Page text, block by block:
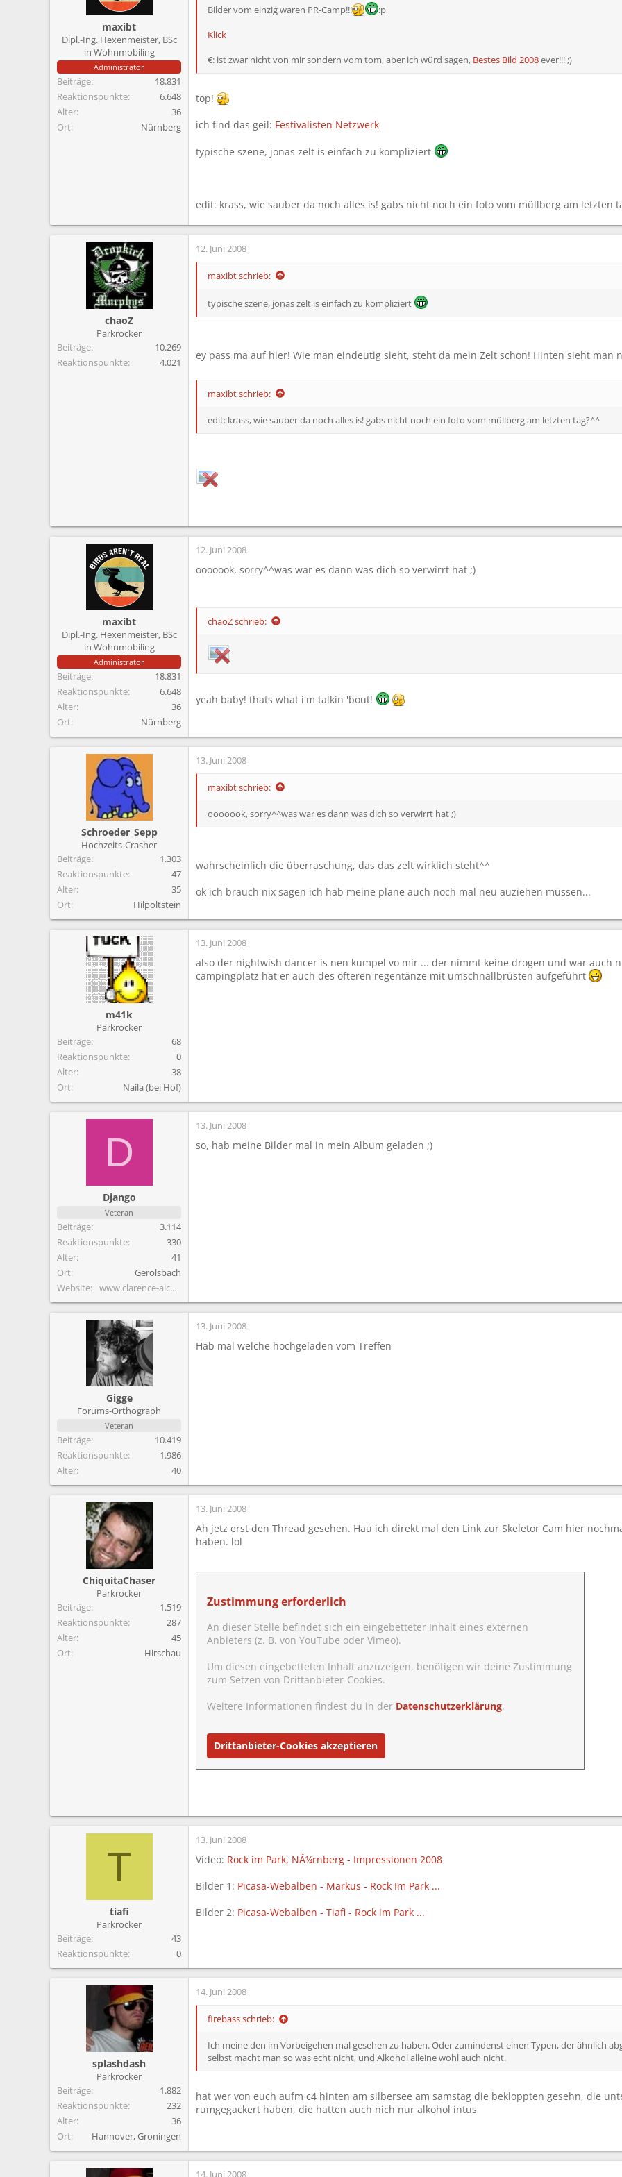
maxibt
Dipl.-Ing. Hexenmeister, BSc
in Wohnmobiling
Administrator
Beiträge
18.831
Reaktionspunkte
6.648
Alter
36
Ort
Nürnberg
Bilder vom einzig waren PR-Camp!!!
:p
Klick
€: ist zwar nicht von mir sondern vom tom, aber ich würd sagen, Bestes Bild 2008ever!!! ;)
top!
ich find das geil: Festivalisten Netzwerk
typische szene, jonas zelt is einfach zu kompliziert
edit: krass, wie sauber da noch alles is! gabs nicht noch ein foto vom müllberg am letzten
chaoZ
Parkrocker
Beiträge
10.269
Reaktionspunkte
4.021
12. Juni 2008
maxibt schrieb:
typische szene, jonas zelt is einfach zu kompliziert
ey pass ma auf hier! Wie man eindeutig sieht, steht da mein Zelt schon! Hinten sieht man
maxibt schrieb:
edit: krass, wie sauber da noch alles is! gabs nicht noch ein foto vom müllberg am letzten tag?^^
maxibt
Dipl.-Ing. Hexenmeister, BSc
in Wohnmobiling
Administrator
Beiträge
18.831
Reaktionspunkte
6.648
Alter
36
Ort
Nürnberg
12. Juni 2008
ooooook, sorry^^was war es dann was dich so verwirrt hat ;)
chaoZ schrieb:
yeah baby! thats what i'm talkin 'bout!
Schroeder_Sepp
Hochzeits-Crasher
Beiträge
1.303
Reaktionspunkte
47
Alter
35
Ort
Hilpoltstein
13. Juni 2008
maxibt schrieb:
ooooook, sorry^^was war es dann was dich so verwirrt hat ;)
wahrscheinlich die überraschung, das das zelt wirklich steht^^
ok ich brauch nix sagen ich hab meine plane auch noch mal neu auziehen müssen...
m41k
Parkrocker
Beiträge
68
Reaktionspunkte
0
Alter
38
Ort
Naila (bei Hof)
13. Juni 2008
also der nightwish dancer is nen kumpel vo mir ... der nimmt keine drogen und war auch
campingplatz hat er auch des öfteren regentänze mit umschnallbrüsten aufgeführt
D
Django
Veteran
Beiträge
3.114
Reaktionspunkte
330
Alter
41
Ort
Gerolsbach
Website
www.clarence-alcoholics.de.vu
13. Juni 2008
so, hab meine Bilder mal in mein Album geladen ;)
Gigge
Forums-Orthograph
Veteran
Beiträge
10.419
Reaktionspunkte
1.986
Alter
40
13. Juni 2008
Hab mal welche hochgeladen vom Treffen
ChiquitaChaser
Parkrocker
Beiträge
1.519
Reaktionspunkte
287
Alter
45
Ort
Hirschau
13. Juni 2008
Ah jetz erst den Thread gesehen. Hau ich direkt mal den Link zur Skeletor Cam hier
haben. lol
Zustimmung erforderlich
An dieser Stelle befindet sich ein eingebetteter Inhalt eines externen
Anbieters (z. B. von YouTube oder Vimeo).
Um diesen eingebetteten Inhalt anzuzeigen, benötigen wir deine Zustimmung
zum Setzen von Drittanbieter-Cookies.
Weitere Informationen findest du in der Datenschutzerklärung.
Drittanbieter-Cookies akzeptieren
T
tiafi
Parkrocker
Beiträge
43
Reaktionspunkte
0
13. Juni 2008
Video: Rock im Park, NÃ¼rnberg - Impressionen 2008
Bilder 1: Picasa-Webalben - Markus - Rock Im Park ...
Bilder 2: Picasa-Webalben - Tiafi - Rock im Park ...
splashdash
Parkrocker
Beiträge
1.882
Reaktionspunkte
232
Alter
36
Ort
Hannover, Groningen
14. Juni 2008
firebass schrieb:
Ich meine den im Vorbeigehen mal gesehen zu haben. Oder zumindenst einen Typen, der ähnlich
selbst macht man so was echt nicht, und Alkohol alleine wohl auch nicht.
hat wer von euch aufm c4 hinten am silbersee am samstag die bekloppten gesehn, die
rumgegackert haben, die hatten auch nich nur alkohol intus
14. Juni 2008